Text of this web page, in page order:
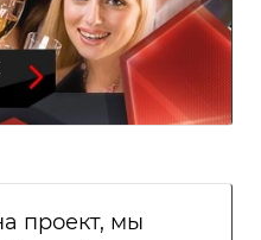
проект, мы